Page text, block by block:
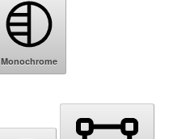
Monochrome